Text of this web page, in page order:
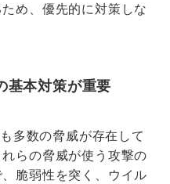
め、優先的に対策しな
基本対策が重要
多数の脅威が存在して
らの脅威が使う攻撃の
脆弱性を突く、ウイル